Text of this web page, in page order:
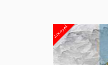
غیرمجد